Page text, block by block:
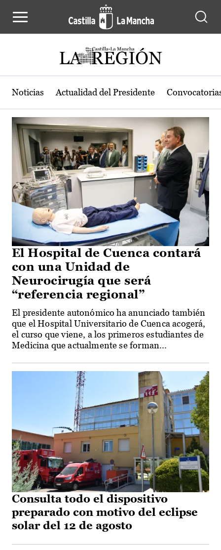
Actualidad de la región de Castilla-
Noticias Actualidad del Presidente
El Hospital de Cuenca contará
con una Unidad de
Neurocirugía que será
“referencia regional”
El presidente autonómico ha anunciado también
que el Hospital Universitario de Cuenca acogerá,
el curso que viene, a los primeros estudiantes de
Medicina que actualmente se forman...
Consulta todo el dispositivo
preparado con motivo del eclipse
solar del 12 de agosto